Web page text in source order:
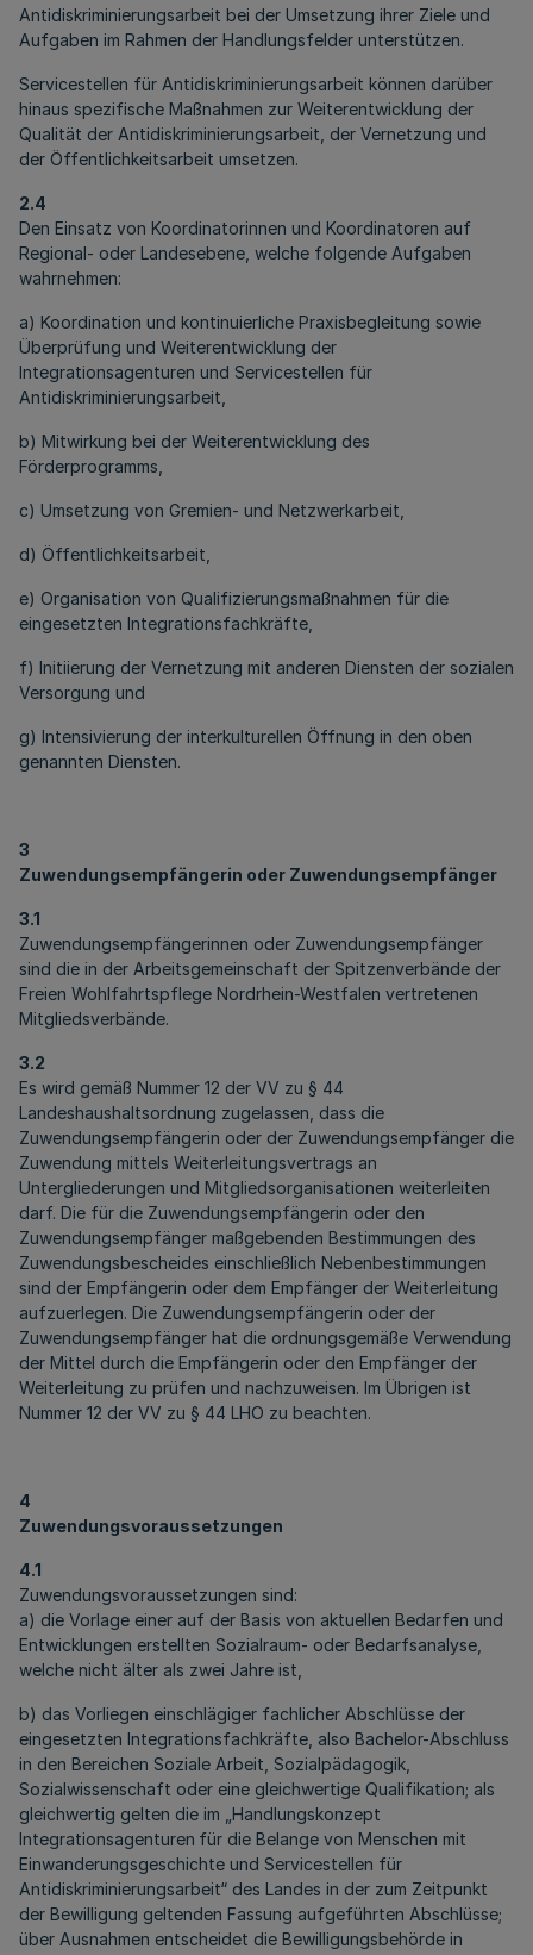
Antidiskriminierungsarbeit bei der Umsetzung ihrer Ziele und
Aufgaben im Rahmen der Handlungsfelder unterstützen.
Servicestellen für Antidiskriminierungsarbeit können darüber
hinaus spezifische Maßnahmen zur Weiterentwicklung der
Qualität der Antidiskriminierungsarbeit, der Vernetzung und
der Öffentlichkeitsarbeit umsetzen.
2.4
Den Einsatz von Koordinatorinnen und Koordinatoren auf
Regional- oder Landesebene, welche folgende Aufgaben
wahrnehmen:
a) Koordination und kontinuierliche Praxisbegleitung sowie
Überprüfung und Weiterentwicklung der
Integrationsagenturen und Servicestellen für
Antidiskriminierungsarbeit,
b) Mitwirkung bei der Weiterentwicklung des
Förderprogramms,
c) Umsetzung von Gremien- und Netzwerkarbeit,
d) Öffentlichkeitsarbeit,
e) Organisation von Qualifizierungsmaßnahmen für die
eingesetzten Integrationsfachkräfte,
f) Initiierung der Vernetzung mit anderen Diensten der sozialen
Versorgung und
g) Intensivierung der interkulturellen Öffnung in den oben
genannten Diensten.
3
Zuwendungsempfängerin oder Zuwendungsempfänger
3.1
Zuwendungsempfängerinnen oder Zuwendungsempfänger
sind die in der Arbeitsgemeinschaft der Spitzenverbände der
Freien Wohlfahrtspflege Nordrhein-Westfalen vertretenen
Mitgliedsverbände.
3.2
Es wird gemäß Nummer 12 der VV zu § 44
Landeshaushaltsordnung zugelassen, dass die
Zuwendungsempfängerin oder der Zuwendungsempfänger die
Zuwendung mittels Weiterleitungsvertrags an
Untergliederungen und Mitgliedsorganisationen weiterleiten
darf. Die für die Zuwendungsempfängerin oder den
Zuwendungsempfänger maßgebenden Bestimmungen des
Zuwendungsbescheides einschließlich Nebenbestimmungen
sind der Empfängerin oder dem Empfänger der Weiterleitung
aufzuerlegen. Die Zuwendungsempfängerin oder der
Zuwendungsempfänger hat die ordnungsgemäße Verwendung
der Mittel durch die Empfängerin oder den Empfänger der
Weiterleitung zu prüfen und nachzuweisen. Im Übrigen ist
Nummer 12 der VV zu § 44 LHO zu beachten.
4
Zuwendungsvoraussetzungen
4.1
Zuwendungsvoraussetzungen sind:
a) die Vorlage einer auf der Basis von aktuellen Bedarfen und
Entwicklungen erstellten Sozialraum- oder Bedarfsanalyse,
welche nicht älter als zwei Jahre ist,
b) das Vorliegen einschlägiger fachlicher Abschlüsse der
eingesetzten Integrationsfachkräfte, also Bachelor-Abschluss
in den Bereichen Soziale Arbeit, Sozialpädagogik,
Sozialwissenschaft oder eine gleichwertige Qualifikation; als
gleichwertig gelten die im „Handlungskonzept
Integrationsagenturen für die Belange von Menschen mit
Einwanderungsgeschichte und Servicestellen für
Antidiskriminierungsarbeit“ des Landes in der zum Zeitpunkt
der Bewilligung geltenden Fassung aufgeführten Abschlüsse;
über Ausnahmen entscheidet die Bewilligungsbehörde in